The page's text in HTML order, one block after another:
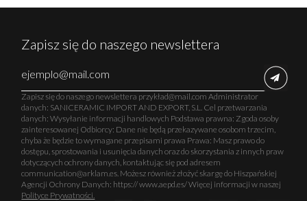
Zapisz się do naszego newslettera
Zapisz się do naszego newslettera przykład@mail.com Administrator
danych: SANICERAMIC IMPORT AND EXPORT, S.L. Cel przetwarzania
danych: Wysyłanie informacji handlowych Podstawa prawna: Zgoda osoby
zainteresowanej Odbiorcy: Dane nie będą przekazywane osobom trzecim,
chyba że będzie to wymagane przepisami prawa Prawa: Masz prawo do
dostępu, sprostowania i usunięcia danych oraz do skorzystania z innych praw
dotyczących ochrony danych, kontaktując się pod adresem
communication@arklam.es. Możesz również złożyć skargę do Hiszpańskiej
Agencji Ochrony Danych: https:// www.aepd.es/ Więcej informacji w naszej
Polityce Prywatności.